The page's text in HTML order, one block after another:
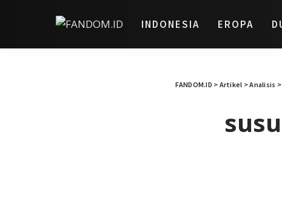
INDONESIA EROPA
FANDOM.ID > Artikel >Analisis >